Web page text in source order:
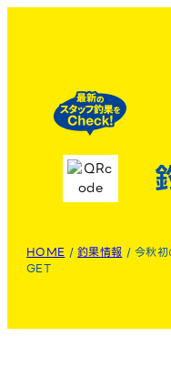
HOME /釣果情報 /今秋初
GET